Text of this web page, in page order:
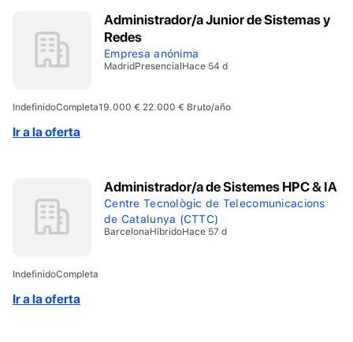
Administrador/a Junior de Sistemas y
Redes
Empresa anónima
MadridPresencialHace 54 d
IndefinidoCompleta19.000 € 22.000 € Bruto/año
Ir a la oferta
Administrador/a de Sistemes HPC & IA
Centre Tecnològic de Telecomunicacions
de Catalunya (CTTC)
BarcelonaHíbridoHace 57 d
IndefinidoCompleta
Ir a la oferta